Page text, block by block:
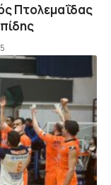
Πτολεμαΐδας